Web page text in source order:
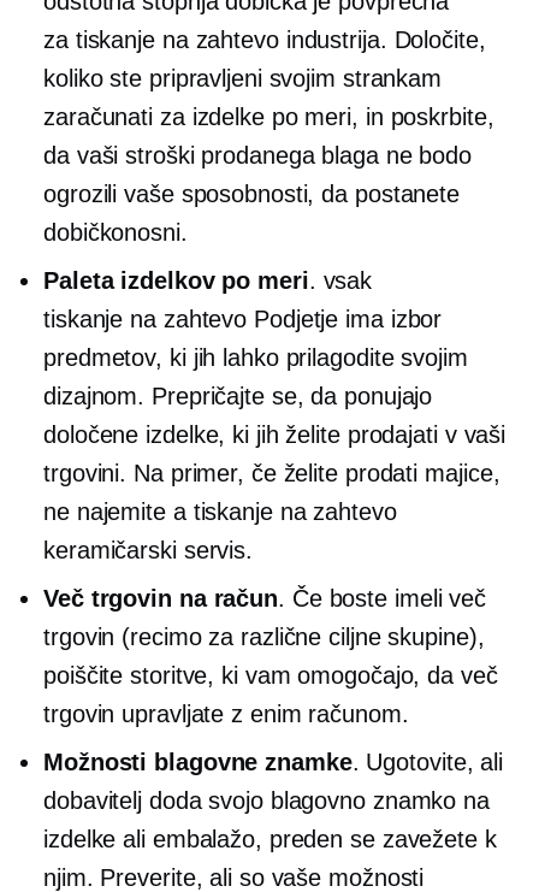
za tiskanje na zahtevoindustrija. Določite,
koliko ste pripravljeni svojim strankam
zaračunati za izdelke po meri, in poskrbite,
da vaši stroški prodanega blaga ne bodo
ogrozili vaše sposobnosti, da postanete
dobičkonosni.
Paleta izdelkov po meri. vsak
tiskanje na zahtevo Podjetje ima izbor
predmetov, ki jih lahko prilagodite svojim
dizajnom. Prepričajte se, da ponujajo
določene izdelke, ki jih želite prodajati v vaši
trgovini. Na primer, če želite prodati majice,
ne najemite a tiskanje na zahtevo
keramičarski servis.
Več trgovin na račun. Če boste imeli več
trgovin (recimo za različne ciljne skupine),
poiščite storitve, ki vam omogočajo, da več
trgovin upravljate z enim računom.
Možnosti blagovne znamke. Ugotovite, ali
dobavitelj doda svojo blagovno znamko na
izdelke ali embalažo, preden se zavežete k
njim. Preverite, ali so vaše možnosti